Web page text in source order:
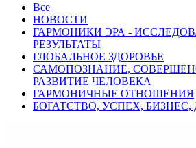
Все
НОВОСТИ
ГАРМОНИКИ ЭРА -
РЕЗУЛЬТАТЫ
ГЛОБАЛЬНОЕ ЗДОРОВЬЕ
САМОПОЗНАНИЕ,
РАЗВИТИЕ ЧЕЛОВЕКА
ГАРМОНИЧНЫЕ ОТНОШЕНИЯ
БОГАТСТВО, УСПЕХ, БИЗНЕС,